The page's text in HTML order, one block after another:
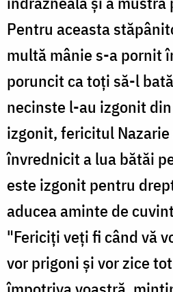
Pentru aceasta
multă mânie s-a pornit
poruncit ca toţi să-l
necinste l-au izgonit
izgonit, fericitul
învrednicit a lua bătăi
este izgonit pentru
aducea aminte de
"Fericiţi veţi fi când vă
vor prigoni şi vor zice